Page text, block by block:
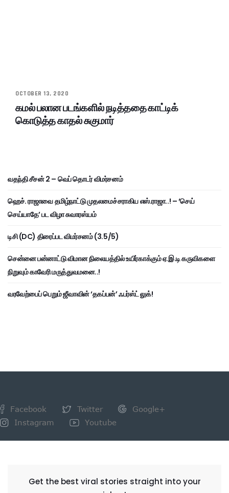
OCTOBER 13, 2020
கமல் பலான படங்களில் நடித்ததை காட்டிக்
கொடுத்த காதல் சுகுமார்
வதந்தி சீசன் 2 – வெப் தொடர் விமர்சனம்
ஹெச். ராஜாவை தமிழ்நாட்டு முதலமைச்சராகிய எஸ்.ராஜா..! – ‘செய்
செய்யாதே’ பட விழா சுவாரஸ்யம்
டிசி (DC) திரைப்பட விமர்சனம் (3.5/5)
சென்னை பன்னாட்டு விமான நிலையத்தில் உயிர்காக்கும் ஏ.இ.டி கருவிகளை
நிறுவும் காவேரி மருத்துவமனை..!
வரவேற்பைப் பெறும் ஜீவாவின் ‘தகப்பன்’ ஃபர்ஸ்ட் லுக்!
Facebook Twitter
Google+
Instagram
Youtube
Get the best viral stories straight into your